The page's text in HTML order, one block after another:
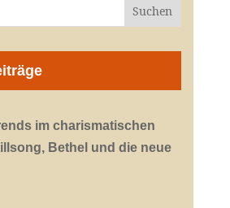
im charismatischen
Bethel und die neue